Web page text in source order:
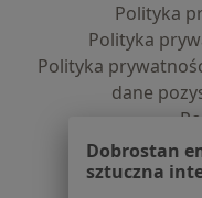
Polityka
Polityka
Polityka
dane
Jak
Dobrostan
sztuczna